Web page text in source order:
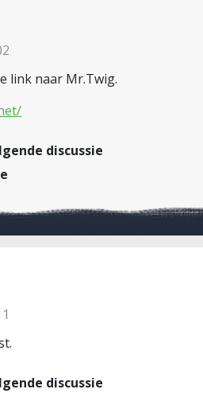
link naar Mr.Twig.
discussie
discussie